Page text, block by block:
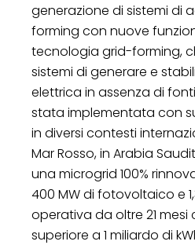
generazione di sistemi di
forming con nuove
tecnologia grid-forming,
sistemi di generare e
elettrica in assenza di
stata implementata con
in diversi contesti
Mar Rosso, in Arabia
una microgrid 100%
400 MW di fotovoltaico e
operativa da oltre 21
superiore a 1 miliardo di